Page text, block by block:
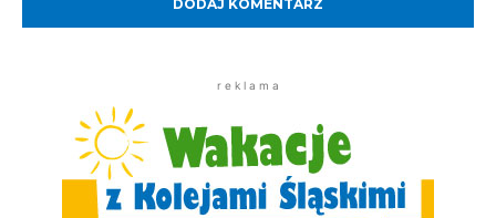
r e k l a m a